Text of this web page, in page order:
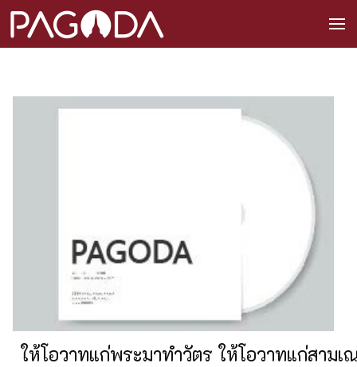
ให้โอวาทแก่พระมาทำวัตร ให้โอวาทแก่สามเ